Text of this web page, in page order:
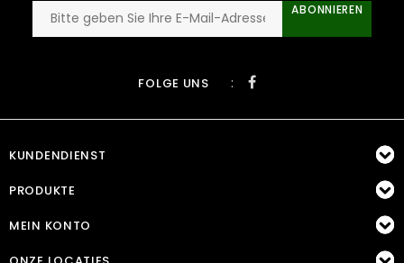
ABONNIEREN
FOLGE UNS :
KUNDENDIENST
PRODUKTE
MEIN KONTO